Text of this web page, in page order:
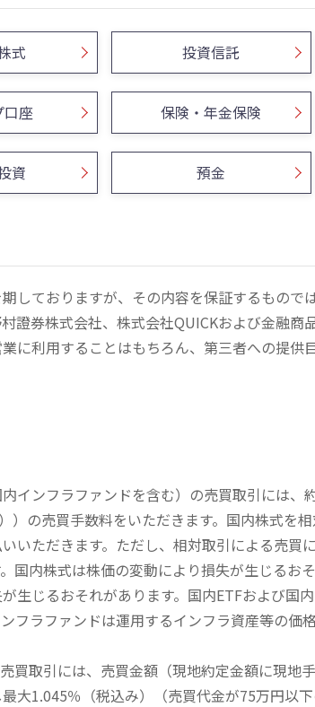
式 投資信託
口座 保険・年金保険
資 預金
しておりますが、その内容を保証するもので
證券株式会社、株式会社QUICKおよび金融商
に利用することはもちろん、第三者への提供
インフラファンドを含む）の売買取引には、
の売買手数料をいただきます。国内株式を
いただきます。ただし、相対取引による売買
国内株式は株価の変動により損失が生じるお
生じるおそれがあります。国内ETFおよび国
フラファンドは運用するインフラ資産等の価
買取引には、売買金額（現地約定金額に現地
大1.045％（税込み）（売買代金が75万円以